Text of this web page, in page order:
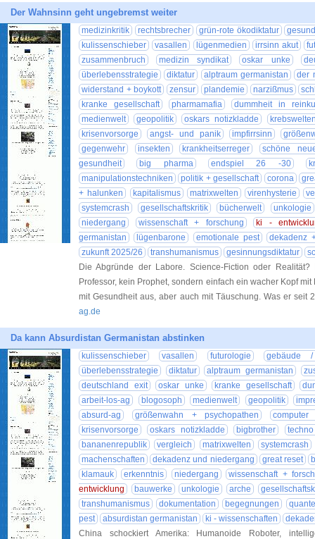
Der Wahnsinn geht ungebremst weiter
medizinkritik rechtsbrecher grün-rote ökodiktatur
kulissenschieber
vasallen lügenmedien irrsinn akut
zusammenbruch
medizin syndikat oskar unke
überlebensstrategie
diktatur alptraum germanistan
der
widerstand + boykott
zensur plandemie narzißmus
kranke gesellschaft
pharmamafia
dummheit in
medienwelt
geopolitik oskars notizkladde
krisenvorsorge
angst- und panik impfirrsinn
gegenwehr
insekten krankheitserreger
schöne
gesundheit
big pharma endspiel 26 -30
manipulationstechniken
politik + gesellschaft corona
+ halunken
kapitalismus matrixwelten virenhysterie
systemcrash
gesellschaftskritik bücherwelt
unkologie
niedergang
wissenschaft + forschung
ki -
germanistan
lügenbarone emotionale pest
dekadenz
zukunft 2025/26
transhumanismus gesinnungsdiktatur
Die Abgründe der Labore. Science-Fiction oder
Professor, kein Prophet, sondern einfach ein wacher Kopf
mit Gesundheit aus, aber auch mit Täuschung. Was er
ag.de
Da kann Absurdistan Germanistan abstinken
kulissenschieber vasallen futurologie
gebäude
überlebensstrategie
diktatur alptraum germanistan
deutschland exit
oskar unke kranke gesellschaft
arbeit-los-ag
blogosoph medienwelt geopolitik
absurd-ag
größenwahn + psychopathen
krisenvorsorge
oskars notizkladde bigbrother
bananenrepublik
vergleich matrixwelten
systemcrash
machenschaften
dekadenz und niedergang great reset
klamauk
erkenntnis niedergang
wissenschaft +
entwicklung
bauwerke unkologie arche
transhumanismus
dokumentation begegnungen
pest
absurdistan germanistan ki - wissenschaften
China schockiert Amerika: Humanoide Roboter,